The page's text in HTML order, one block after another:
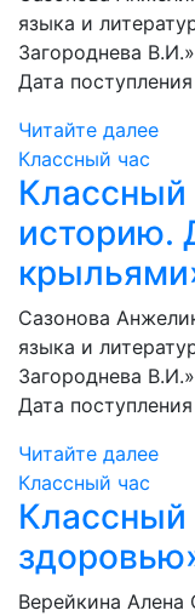
языка и
Загороднева
Дата
Читайте далее
Классный час
Классный
историю.
Сазонова
языка и
Загороднева
Дата
Читайте далее
Классный час
Классный
Верейкина Алена